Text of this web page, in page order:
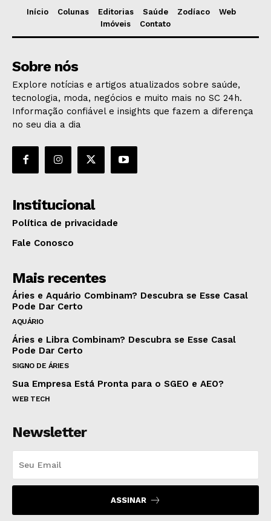
Início Colunas Editorias Saúde Zodíaco
Web
Imóveis
Contato
Sobre nós
Explore notícias e artigos atualizados sobre saúde,
tecnologia, moda, negócios e muito mais no SC 24h.
Informação confiável e insights que fazem a diferença
no seu dia a dia
Institucional
Política de privacidade
Fale Conosco
Mais recentes
Áries e Aquário Combinam? Descubra se Esse Casal
Pode Dar Certo
AQUÁRIO
Áries e Libra Combinam? Descubra se Esse Casal
Pode Dar Certo
SIGNO DE ÁRIES
Sua Empresa Está Pronta para o SGEO e AEO?
WEB TECH
Newsletter
ASSINAR